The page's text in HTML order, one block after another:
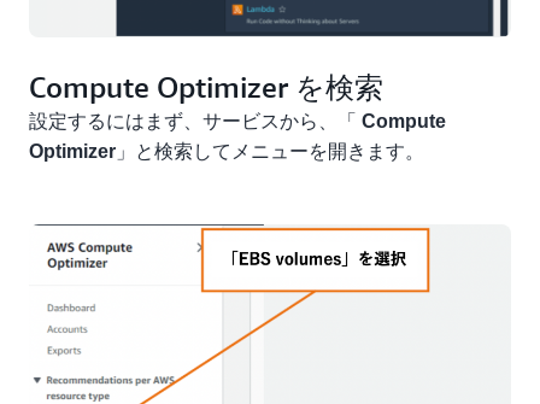
Compute Optimizer を検索
設定するにはまず、サービスから、「 Compute
Optimizer 」と検索してメニューを開きます。